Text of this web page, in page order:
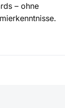
– ohne